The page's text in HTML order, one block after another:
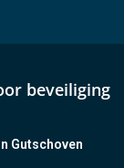
beveiliging
Gutschoven